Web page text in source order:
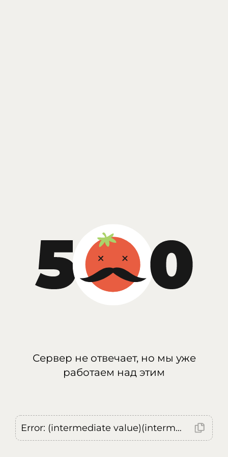
Сервер не отвечает, но мы уже
работаем над этим
Error: (intermediate value)(intermediate value)(intermediate value).replaceAll is not a function